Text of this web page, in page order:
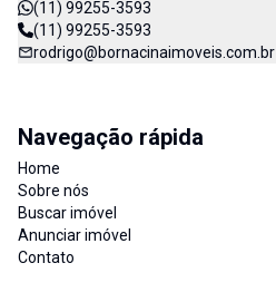
(11) 99255-3593
(11) 99255-3593
rodrigo@bornacinaimoveis.com.br
Navegação rápida
Home
Sobre nós
Buscar imóvel
Anunciar imóvel
Contato